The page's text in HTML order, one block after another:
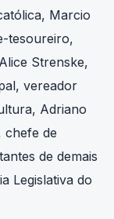
Marcio
tesoureiro,
Strenske,
vereador
Adriano
chefe de
de demais
Legislativa do